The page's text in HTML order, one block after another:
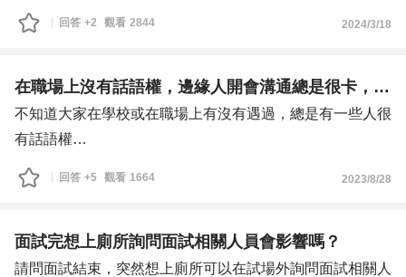
直做下去的工作嗎？雖然我不想再回去做美編設計了！
員工都是老員工，以她們的概念為主，所以，有時候真的會
覺得「我是在做打雜幫他們跑流程」
邊久了都知道是自己的問題導致沒人想要妳。
都說履歷表寫完整一點增加曝光機會都不去做，如果我是面
敢錄用妳？整天找高薪的工作卻不知道自己能不能勝任就到
處去應徵，履歷表都沒認真寫都空白哪敢錄用妳？列曾經做
過的公司名稱，做過很多行業好像很厲害但都就不久，動不
職我說幹嘛離職不做？就責怪親戚的閒言閒語導致離職，那
這樣的怨天尤人怪罪東怪罪西不好好檢討自己我想離家出走
睡公司，現在兩個親弟弟都不想理了只剩我還會理她，可是
回答 +2 觀看 2845 2024/3/18
在職場上沒有話語權，邊緣人開會溝通總是很卡，該怎麼辦?
不知道大家在學校或在職場上有沒有遇過，總是有一些人很
有話語權
不管他說什麼大家總會跟著附和跟同意，但偏偏我就是那個
沒有話語權的邊緣人，不論在學校還是職場上...
出社會後，在職場上，我算是那種一步一腳印的人
會議時，總會準備好資料佐證我的提案，事先有議程也會先
回答 +5 觀看 1665 2023/8/28
面試完想上廁所詢問面試相關人員會影響嗎？
請問面試結束，突然想上廁所可以在試場外詢問面試相關人